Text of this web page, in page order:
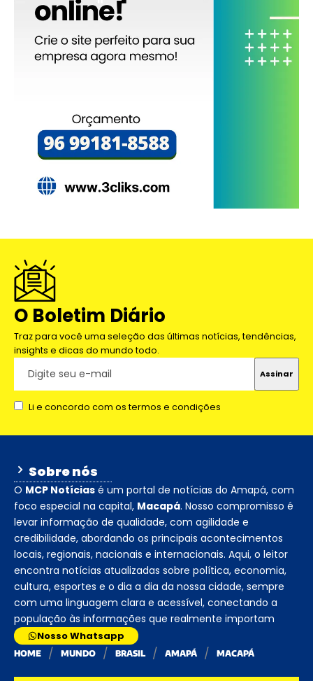
O Boletim Diário
Traz para você uma seleção das últimas notícias, tendências,
insights e dicas do mundo todo.
Li e concordo com os termos e condições
Sobre nós
O MCP Notícias é um portal de notícias do Amapá, com
foco especial na capital, Macapá. Nosso compromisso é
levar informação de qualidade, com agilidade e
credibilidade, abordando os principais acontecimentos
locais, regionais, nacionais e internacionais. Aqui, o leitor
encontra notícias atualizadas sobre política, economia,
cultura, esportes e o dia a dia da nossa cidade, sempre
com uma linguagem clara e acessível, conectando a
população às informações que realmente importam
Nosso Whatsapp
HOME MUNDO BRASIL AMAPÁ MACAPÁ